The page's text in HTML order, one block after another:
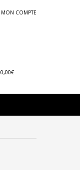
MON COMPTE
0,00€